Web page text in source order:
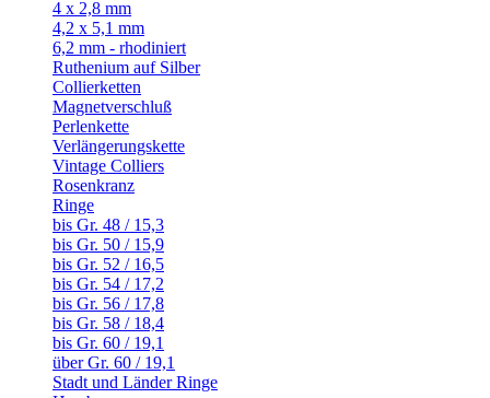
4 x 2,8 mm
4,2 x 5,1 mm
6,2 mm - rhodiniert
Ruthenium auf Silber
Collierketten
Magnetverschluß
Perlenkette
Verlängerungskette
Vintage Colliers
Rosenkranz
Ringe
bis Gr. 48 / 15,3
bis Gr. 50 / 15,9
bis Gr. 52 / 16,5
bis Gr. 54 / 17,2
bis Gr. 56 / 17,8
bis Gr. 58 / 18,4
bis Gr. 60 / 19,1
über Gr. 60 / 19,1
Stadt und Länder Ringe